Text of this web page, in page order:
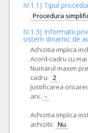
IV.1.1) Tipul
Procedura
IV.1.3) Informatii
sistem dinamic de
Achizitia implica
Acord-cadru cu
Numarul maxim
cadru: 2
Justificarea
ani: -
Achizitia implica
achizitii: Nu